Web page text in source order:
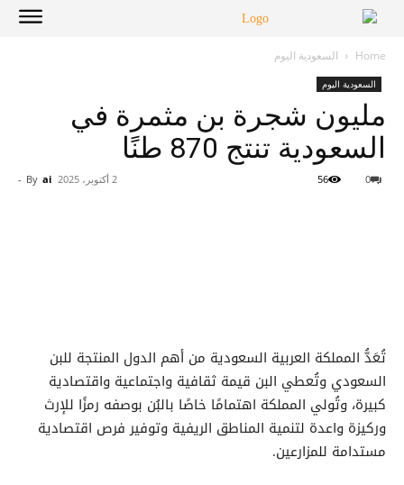
Home السعودية اليوم
السعودية اليوم
مليون شجرة بن مثمرة في
السعودية تنتج 870 طنًا
By ai
- 2 أكتوبر، 2025 0
56
تُعَدُّ المملكة العربية السعودية من أهم الدول المنتجة للبن
السعودي وتُعطي البن قيمة ثقافية واجتماعية واقتصادية
كبيرة، وتُولي المملكة اهتمامًا خاصًا بالبُن بوصفه رمزًا للإرث
وركيزة واعدة لتنمية المناطق الريفية وتوفير فرص اقتصادية
مستدامة للمزارعين.